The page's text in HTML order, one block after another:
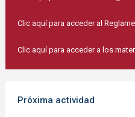
Clic aquí para acceder al
Clic aquí para acceder a los
Próxima actividad